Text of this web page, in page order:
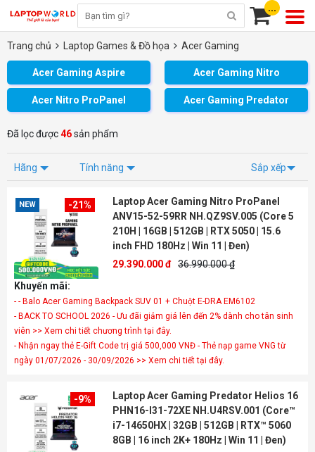
...
Trang chủ Laptop Games & Đồ họa Acer Gaming
Acer Gaming Aspire Acer Gaming Nitro
Acer Nitro ProPanel Acer Gaming Predator
Đã lọc được46sản phẩm
Hãng Tính năng Sắp xếp
NEW -21%
Laptop Acer Gaming Nitro ProPanel
ANV15-52-59RR NH.QZ9SV.005 (Core 5
210H | 16GB | 512GB | RTX 5050 | 15.6
inch FHD 180Hz | Win 11 | Đen)
29.390.000 đ 36.990.000 ₫
Khuyến mãi:
- - Balo Acer Gaming Backpack SUV 01 + Chuột E-DRA EM6102
- BACK TO SCHOOL 2026 - Ưu đãi giảm giá lên đến 2% dành cho tân sinh
viên >> Xem chi tiết chương trình tại đây.
- Nhận ngay thẻ E-Gift Code trị giá 500,000 VNĐ - Thẻ nạp game VNG từ
ngày 01/07/2026 - 30/09/2026 >> Xem chi tiết tại đây.
-9%
Laptop Acer Gaming Predator Helios 16
PHN16-I31-72XE NH.U4RSV.001 (Core™
i7-14650HX | 32GB | 512GB | RTX™ 5060
8GB | 16 inch 2K+ 180Hz | Win 11 | Đen)